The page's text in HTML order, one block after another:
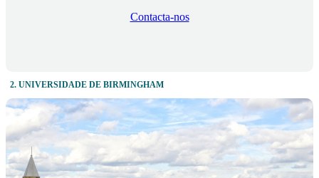
Contacta-nos
2. UNIVERSIDADE DE BIRMINGHAM